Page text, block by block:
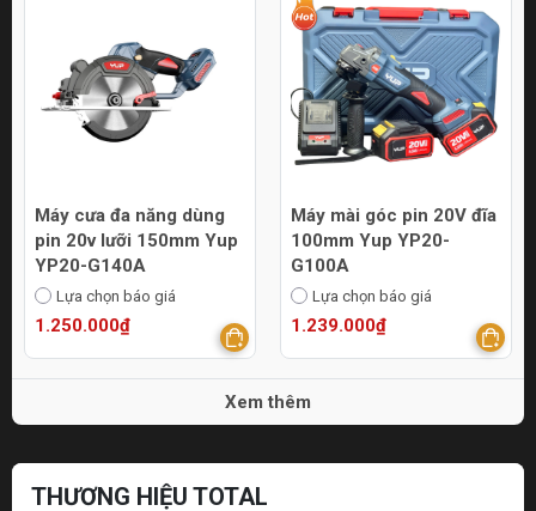
Máy cưa đa năng dùng
pin 20v lưỡi 150mm Yup
YP20-G140A
Lựa chọn báo giá
1.250.000₫
Máy mài góc pin 20V đĩa
100mm Yup YP20-
G100A
Lựa chọn báo giá
1.239.000₫
Xem thêm
THƯƠNG HIỆU TOTAL